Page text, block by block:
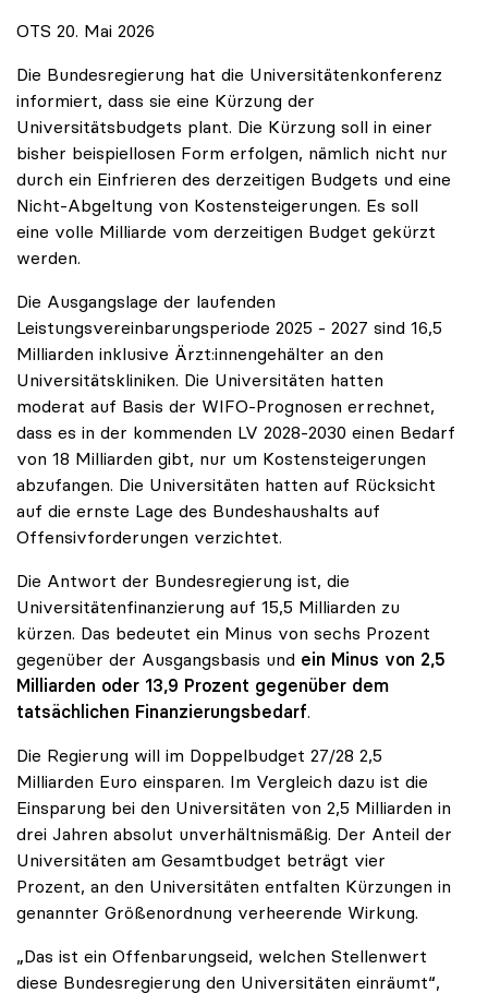
OTS 20. Mai 2026
Die Bundesregierung hat die Universitätenkonferenz
informiert, dass sie eine Kürzung der
Universitätsbudgets plant. Die Kürzung soll in einer
bisher beispiellosen Form erfolgen, nämlich nicht nur
durch ein Einfrieren des derzeitigen Budgets und eine
Nicht-Abgeltung von Kostensteigerungen. Es soll
eine volle Milliarde vom derzeitigen Budget gekürzt
werden.
Die Ausgangslage der laufenden
Leistungsvereinbarungsperiode 2025 - 2027 sind 16,5
Milliarden inklusive Ärzt:innengehälter an den
Universitätskliniken. Die Universitäten hatten
moderat auf Basis der WIFO-Prognosen errechnet,
dass es in der kommenden LV 2028-2030 einen Bedarf
von 18 Milliarden gibt, nur um Kostensteigerungen
abzufangen. Die Universitäten hatten auf Rücksicht
auf die ernste Lage des Bundeshaushalts auf
Offensivforderungen verzichtet.
Die Antwort der Bundesregierung ist, die
Universitätenfinanzierung auf 15,5 Milliarden zu
kürzen. Das bedeutet ein Minus von sechs Prozent
gegenüber der Ausgangsbasis und ein Minus von 2,5
Milliarden oder 13,9 Prozent gegenüber dem
tatsächlichen Finanzierungsbedarf.
Die Regierung will im Doppelbudget 27/28 2,5
Milliarden Euro einsparen. Im Vergleich dazu ist die
Einsparung bei den Universitäten von 2,5 Milliarden in
drei Jahren absolut unverhältnismäßig. Der Anteil der
Universitäten am Gesamtbudget beträgt vier
Prozent, an den Universitäten entfalten Kürzungen in
genannter Größenordnung verheerende Wirkung.
„Das ist ein Offenbarungseid, welchen Stellenwert
diese Bundesregierung den Universitäten einräumt“,